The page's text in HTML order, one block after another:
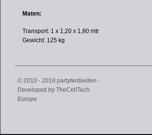
Maten:
Transport: 1 x 1,20 x 1,80 mtr
Gewicht: 125 kg
© 2010 - 2018 partytentleiden -
Developed by TheCellTech
Europe